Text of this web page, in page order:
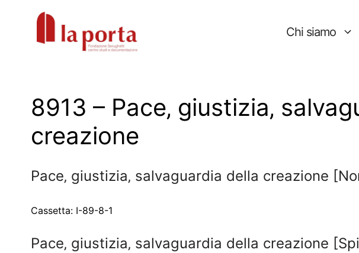
Chi siamo
8913 – Pace‚ giustizia‚
creazione
Pace‚ giustizia‚ salvaguardia della creazione
Cassetta: I-89-8-1
Pace‚ giustizia‚ salvaguardia della creazione